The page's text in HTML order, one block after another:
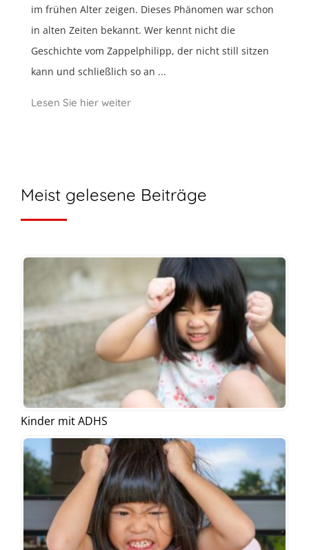
im frühen Alter zeigen. Dieses Phänomen war schon
in alten Zeiten bekannt. Wer kennt nicht die
Geschichte vom Zappelphilipp, der nicht still sitzen
kann und schließlich so an ...
Lesen Sie hier weiter
Meist gelesene Beiträge
Kinder mit ADHS